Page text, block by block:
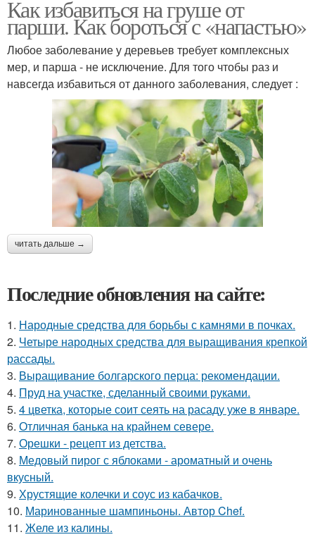
Как избавиться на груше от
парши. Как бороться с «напастью»
Любое заболевание у деревьев требует комплексных
мер, и парша - не исключение. Для того чтобы раз и
навсегда избавиться от данного заболевания, следует :
читать дальше →
Последние обновления на сайте:
1. Народные средства для борьбы с камнями в почках.
2. Четыре народных средства для выращивания крепкой
рассады.
3. Выращивание болгарского перца: рекомендации.
4. Пруд на участке, сделанный своими руками.
5. 4 цветка, которые соит сеять на расаду уже в январе.
6. Отличная банька на крайнем севере.
7. Орешки - рецепт из детства.
8. Медовый пирог с яблоками - ароматный и очень
вкусный.
9. Хрустящие колечки и соус из кабачков.
10. Маринованные шампиньоны. Автор Chef.
11. Желе из калины.